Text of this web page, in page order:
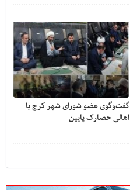
گفت‌وگوی عضو شورای شهر کرج با
اهالی حصارک پایین